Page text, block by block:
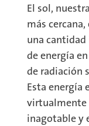
El sol,
más
una
de energía
de radiación
Esta energía
virtualmente
inagotable y